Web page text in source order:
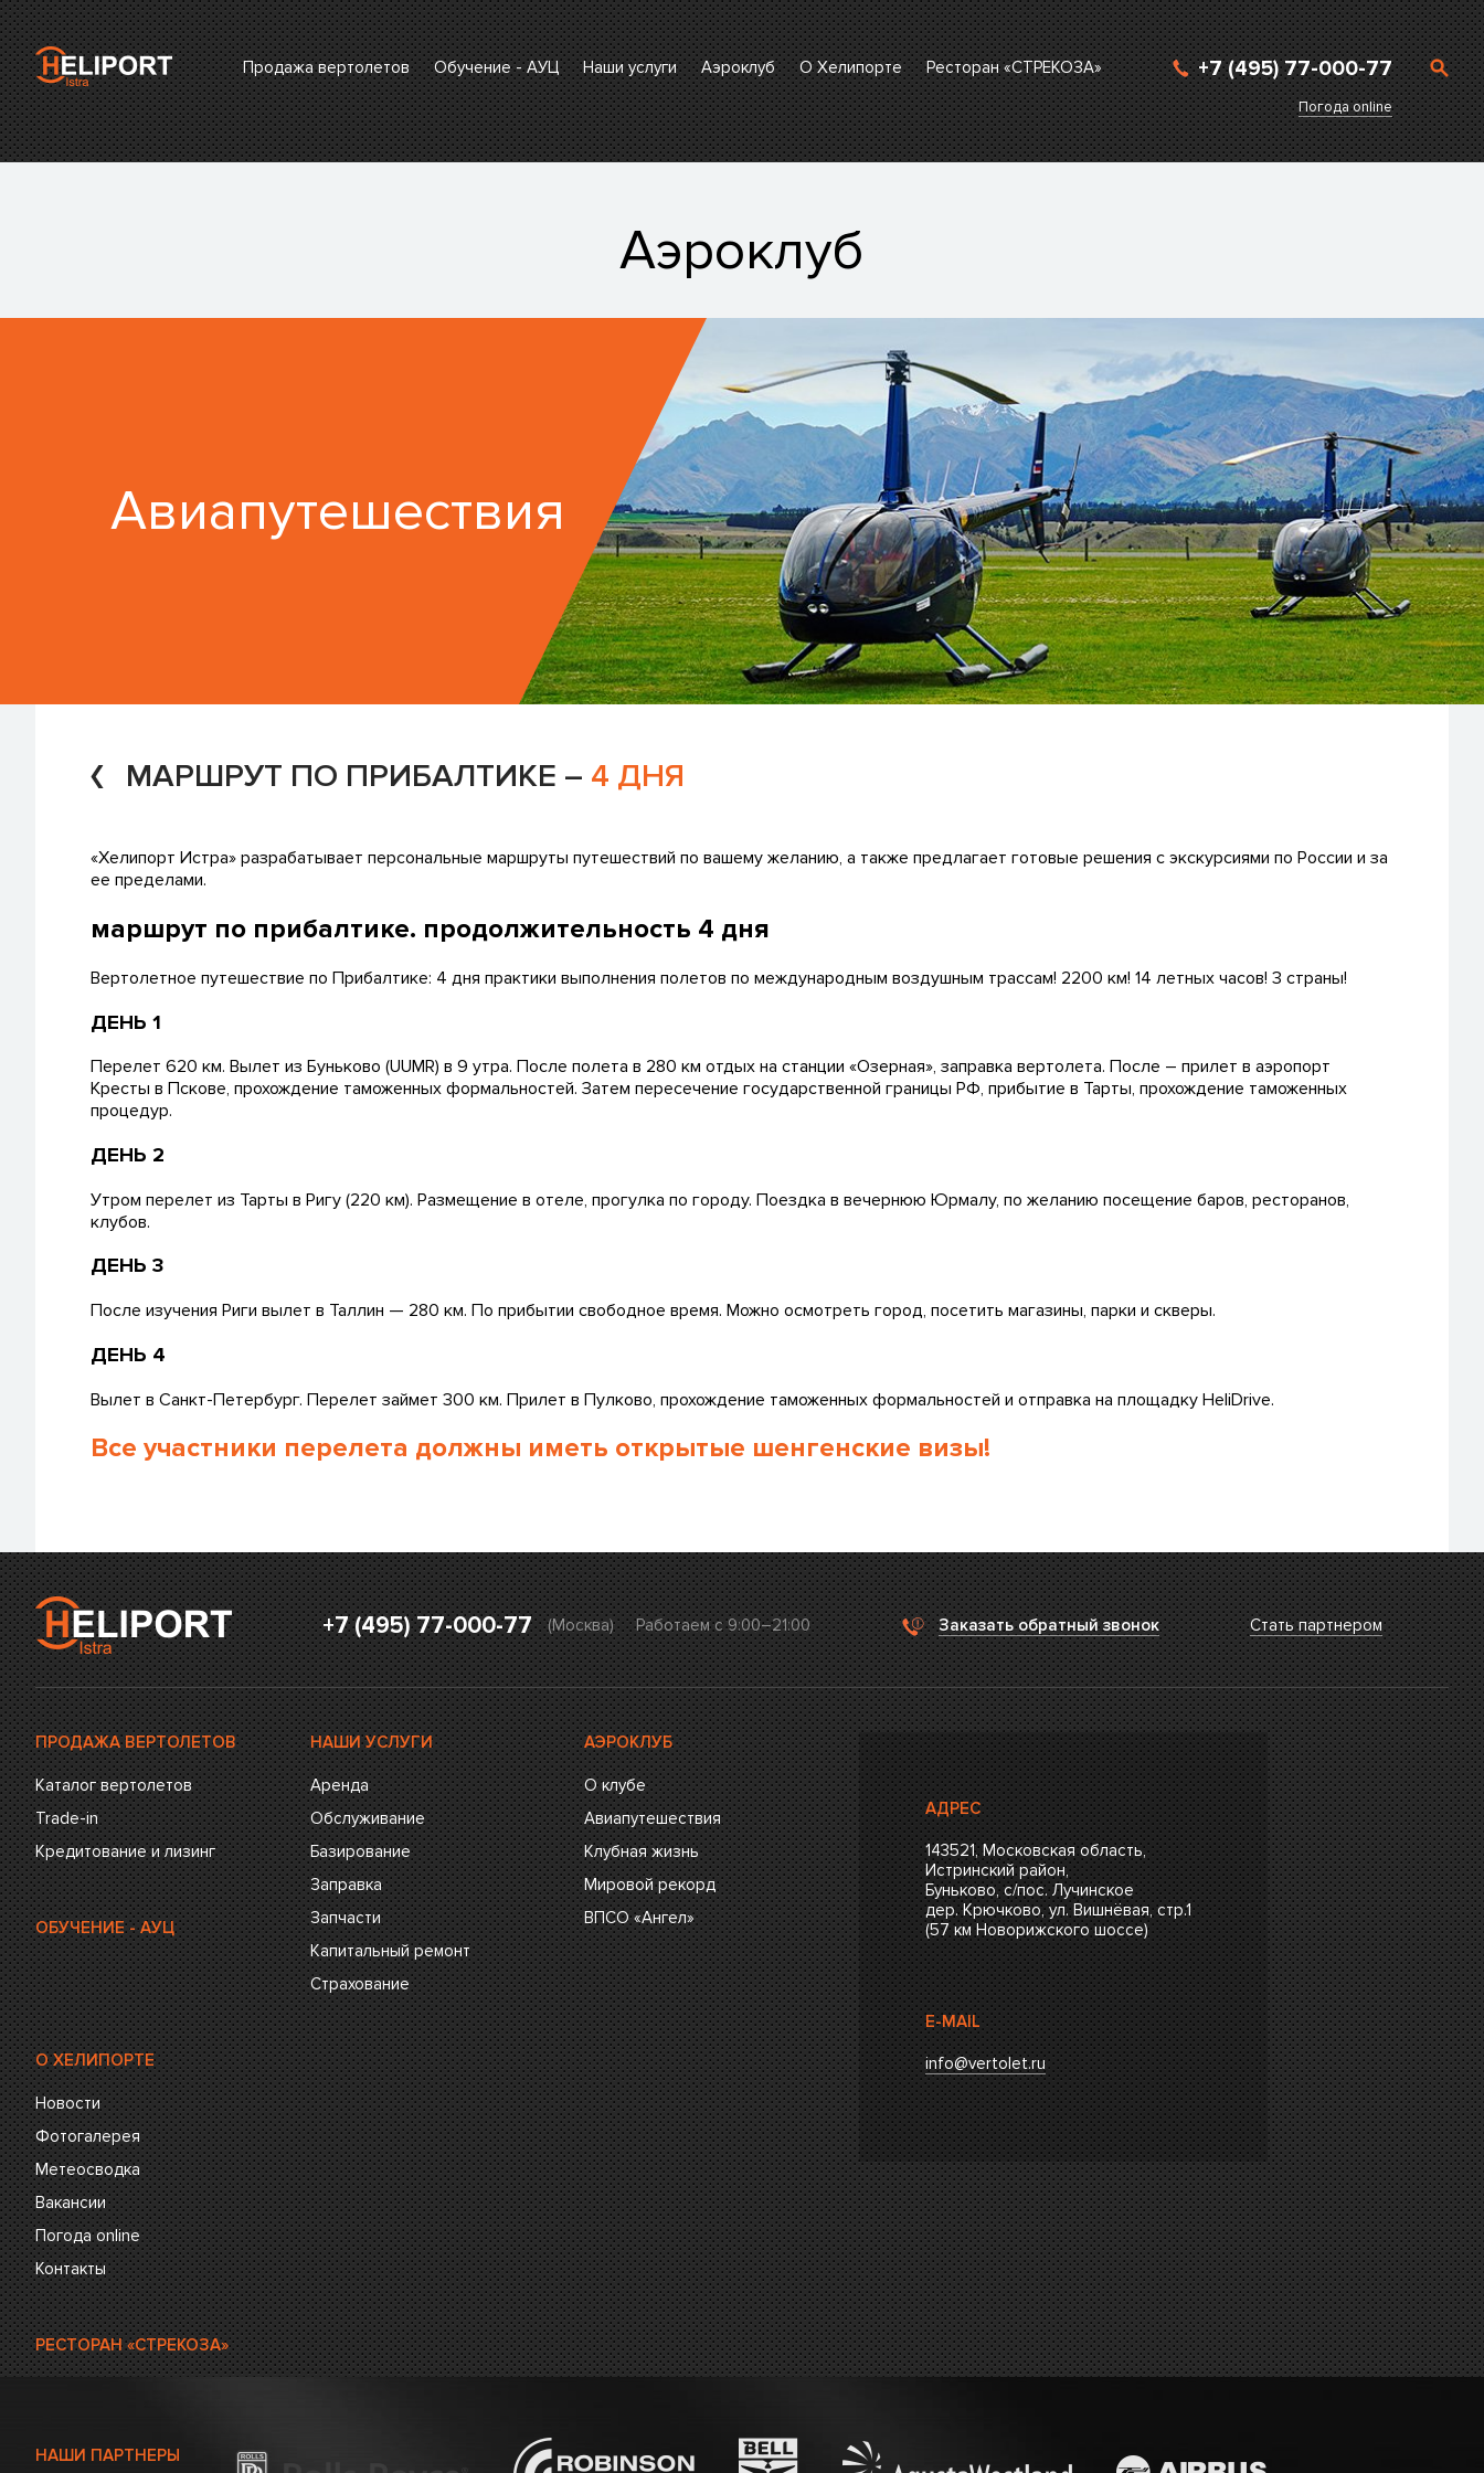
Продажа вертолетов Обучение - АУЦ Наши услуги Аэроклуб О Хелипорте Ресторан «СТРЕКОЗА» +7 (495) 77-000-77
Погода online
Аэроклуб
Авиапутешествия
МАРШРУТ ПО ПРИБАЛТИКЕ – 4 ДНЯ
«Хелипорт Истра» разрабатывает персональные маршруты путешествий по вашему желанию, а также предлагает готовые решения с экскурсиями по России и за
ее пределами.
маршрут по прибалтике. продолжительность 4 дня
Вертолетное путешествие по Прибалтике: 4 дня практики выполнения полетов по международным воздушным трассам! 2200 км! 14 летных часов! 3 страны!
ДЕНЬ 1
Перелет 620 км. Вылет из Буньково (UUMR) в 9 утра. После полета в 280 км отдых на станции «Озерная», заправка вертолета. После – прилет в аэропорт
Кресты в Пскове, прохождение таможенных формальностей. Затем пересечение государственной границы РФ, прибытие в Тарты, прохождение таможенных
процедур.
ДЕНЬ 2
Утром перелет из Тарты в Ригу (220 км). Размещение в отеле, прогулка по городу. Поездка в вечернюю Юрмалу, по желанию посещение баров, ресторанов,
клубов.
ДЕНЬ 3
После изучения Риги вылет в Таллин — 280 км. По прибытии свободное время. Можно осмотреть город, посетить магазины, парки и скверы.
ДЕНЬ 4
Вылет в Санкт-Петербург. Перелет займет 300 км. Прилет в Пулково, прохождение таможенных формальностей и отправка на площадку HeliDrive.
Все участники перелета должны иметь открытые шенгенские визы!
+7 (495) 77-000-77 (Москва) Работаем с 9:00–21:00 Заказать обратный звонок Стать партнером
ПРОДАЖА ВЕРТОЛЕТОВ
Каталог вертолетов
Trade-in
Кредитование и лизинг
ОБУЧЕНИЕ - АУЦ
НАШИ УСЛУГИ
Аренда
Обслуживание
Базирование
Заправка
Запчасти
Капитальный ремонт
Страхование
АЭРОКЛУБ
О клубе
Авиапутешествия
Клубная жизнь
Мировой рекорд
ВПСО «Ангел»
О ХЕЛИПОРТЕ
Новости
Фотогалерея
Метеосводка
Вакансии
Погода online
Контакты
РЕСТОРАН «СТРЕКОЗА»
АДРЕС
143521, Московская область,
Истринский район,
Буньково, с/пос. Лучинское
дер. Крючково, ул. Вишнёвая, стр.1
(57 км Новорижского шоссе)
E-MAIL
info@vertolet.ru
НАШИ ПАРТНЕРЫ